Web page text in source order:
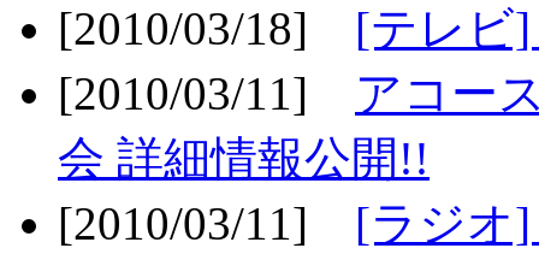
[2010/03/18] [テレビ
[2010/03/11] アコー
会 詳細情報公開!!
[2010/03/11] [ラジオ